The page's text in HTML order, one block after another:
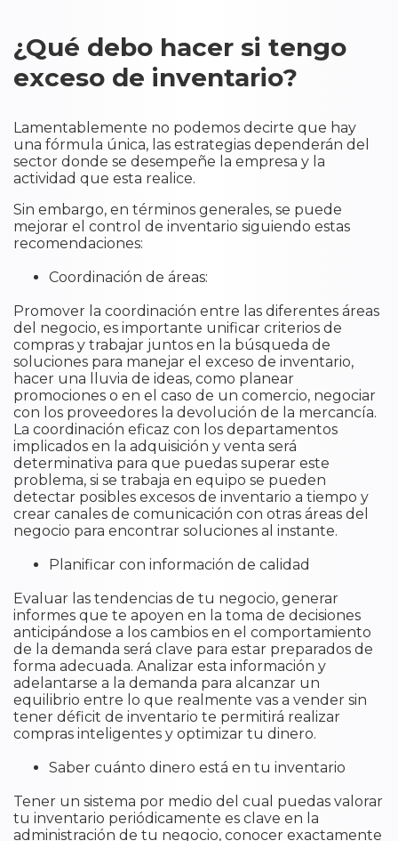
¿Qué debo hacer si tengo
exceso de inventario?
Lamentablemente no podemos decirte que hay
una fórmula única, las estrategias dependerán del
sector donde se desempeñe la empresa y la
actividad que esta realice.
Sin embargo, en términos generales, se puede
mejorar el control de inventario siguiendo estas
recomendaciones:
Coordinación de áreas:
Promover la coordinación entre las diferentes áreas
del negocio, es importante unificar criterios de
compras y trabajar juntos en la búsqueda de
soluciones para manejar el exceso de inventario,
hacer una lluvia de ideas, como planear
promociones o en el caso de un comercio, negociar
con los proveedores la devolución de la mercancía.
La coordinación eficaz con los departamentos
implicados en la adquisición y venta será
determinativa para que puedas superar este
problema, si se trabaja en equipo se pueden
detectar posibles excesos de inventario a tiempo y
crear canales de comunicación con otras áreas del
negocio para encontrar soluciones al instante.
Planificar con información de calidad
Evaluar las tendencias de tu negocio, generar
informes que te apoyen en la toma de decisiones
anticipándose a los cambios en el comportamiento
de la demanda será clave para estar preparados de
forma adecuada. Analizar esta información y
adelantarse a la demanda para alcanzar un
equilibrio entre lo que realmente vas a vender sin
tener déficit de inventario te permitirá realizar
compras inteligentes y optimizar tu dinero.
Saber cuánto dinero está en tu inventario
Tener un sistema por medio del cual puedas valorar
tu inventario periódicamente es clave en la
administración de tu negocio, conocer exactamente